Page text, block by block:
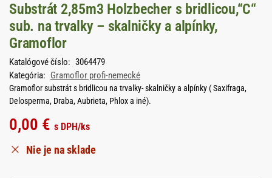
Substrát 2,85m3 Holzbecher s bridlicou,“C“
sub. na trvalky – skalničky a alpínky,
Gramoflor
Katalógové číslo: 3064479
Kategória: Gramoflor profi-nemecké
Gramoflor substrát s bridlicou na trvalky- skalničky a alpínky ( Saxifraga,
Delosperma, Draba, Aubrieta, Phlox a iné).
0,00 € s DPH/ks
Nie je na sklade